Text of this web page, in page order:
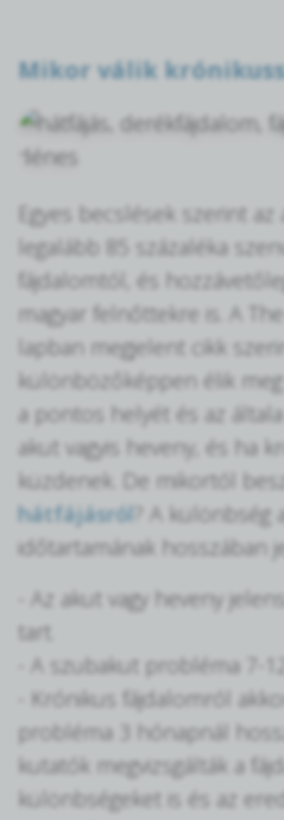
Mikor válik
Egyes becslések szerint
legalább 85 százaléka
fájdalomtól, és
magyar felnőttekre is. A
lapban megjelent cikk
különbözőképpen élik
a pontos helyét és az
akut vagyis heveny, és ha
küzdenek. De mikortól
hátfájásról ? A különbség
időtartamának hosszában
- Az akut vagy heveny
tart.
- A szubakut probléma 7-
- Krónikus fájdalomról
probléma 3 hónapnál
kutatók megvizsgálták a
különbségeket is és az